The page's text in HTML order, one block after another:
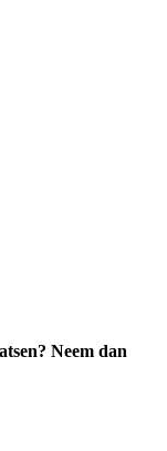
Neem dan